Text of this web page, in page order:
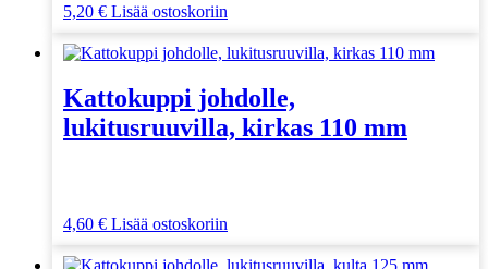
5,20 € Lisää ostoskoriin
Kattokuppi johdolle,
lukitusruuvilla, kirkas 110 mm
4,60 € Lisää ostoskoriin